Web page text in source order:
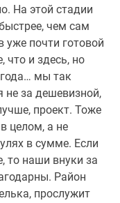
На этой стадии
чем сам
почти готовой
что и здесь, но
мы так
не за дешевизной,
проект. Тоже
целом, а не
в сумме. Если
то наши внуки за
Район
прослужит